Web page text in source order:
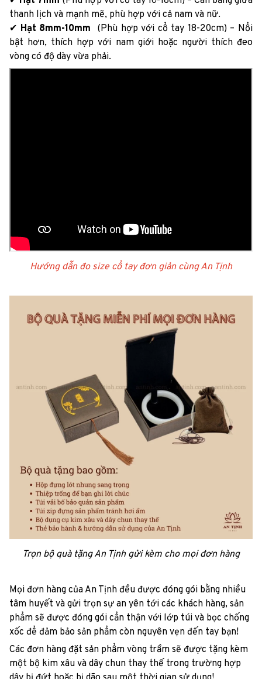
thanh lịch và mạnh mẽ, phù hợp với cả nam và nữ.
✔ Hạt 8mm-10mm (Phù hợp với cổ tay 18-20cm) – Nổi
bật hơn, thích hợp với nam giới hoặc người thích đeo
vòng có độ dày vừa phải.
Hướng dẫn đo size cổ tay đơn giản cùng An Tịnh
Trọn bộ quà tặng An Tịnh gửi kèm cho mọi đơn hàng
Mọi đơn hàng của An Tịnh đều được đóng gói bằng nhiều
tâm huyết và gửi trọn sự an yên tới các khách hàng, sản
phẩm sẽ được đóng gói cẩn thận với lớp túi và bọc chống
xốc để đảm bảo sản phẩm còn nguyên vẹn đến tay bạn!
Các đơn hàng đặt sản phẩm vòng trầm sẽ được tặng kèm
một bộ kim xâu và dây chun thay thế trong trường hợp